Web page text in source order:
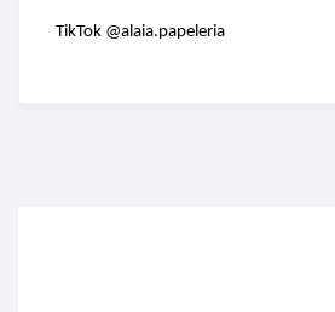
TikTok @alaia.papeleria